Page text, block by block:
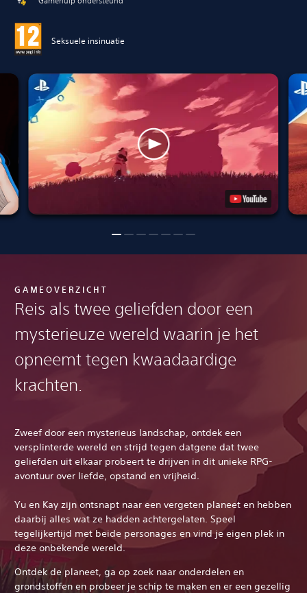
Seksuele insinuatie
GAMEOVERZICHT
Reis als twee geliefden door een
mysterieuze wereld waarin je het
opneemt tegen kwaadaardige
krachten.
Zweef door een mysterieus landschap, ontdek een
versplinterde wereld en strijd tegen datgene dat twee
geliefden uit elkaar probeert te drijven in dit unieke RPG-
avontuur over liefde, opstand en vrijheid.
Yu en Kay zijn ontsnapt naar een vergeten planeet en hebben
daarbij alles wat ze hadden achtergelaten. Speel
tegelijkertijd met beide personages en vind je eigen plek in
deze onbekende wereld.
Ontdek de planeet, ga op zoek naar onderdelen en
grondstoffen en probeer je schip te maken en er een gezellig